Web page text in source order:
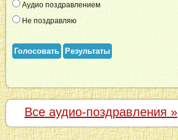
Аудио поздравлением
Не поздравляю
Голосовать Результаты
Все аудио-поздравления »